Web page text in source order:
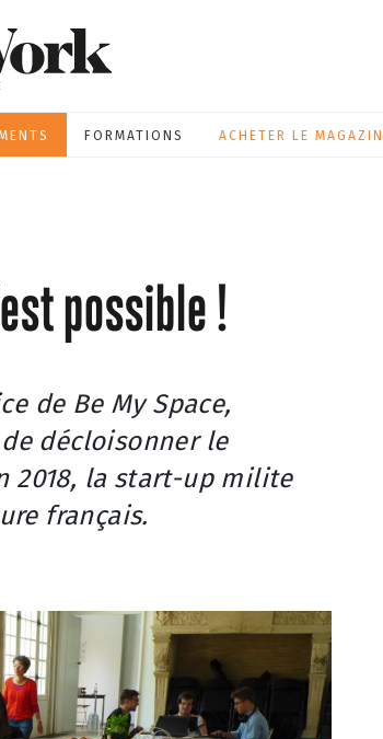
FORMATIONS ACHETER LE
possible !
de Be My Space,
décloisonner le
2018, la start-up milite
français.